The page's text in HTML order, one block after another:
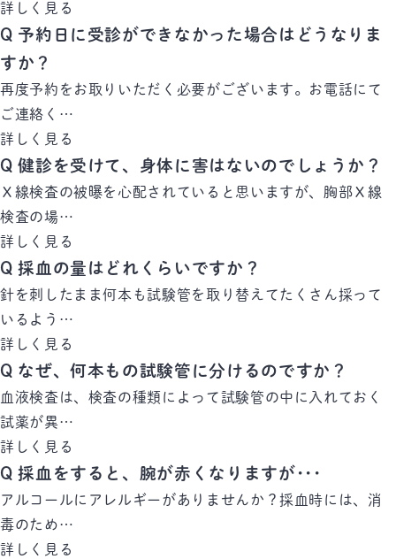
詳しく見る
Q 予約日に受診ができなかった場合はどうなりま
すか？
再度予約をお取りいただく必要がございます。お電話にて
ご連絡く…
詳しく見る
Q 健診を受けて、身体に害はないのでしょうか？
Ｘ線検査の被曝を心配されていると思いますが、胸部Ｘ線
検査の場…
詳しく見る
Q 採血の量はどれくらいですか？
針を刺したまま何本も試験管を取り替えてたくさん採って
いるよう…
詳しく見る
Q なぜ、何本もの試験管に分けるのですか？
血液検査は、検査の種類によって試験管の中に入れておく
試薬が異…
詳しく見る
Q 採血をすると、腕が赤くなりますが･･･
アルコールにアレルギーがありませんか？採血時には、消
毒のため…
詳しく見る